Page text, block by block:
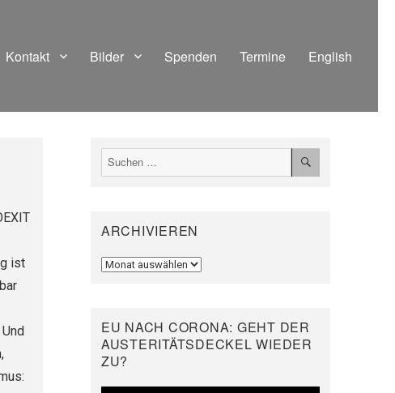
Kontakt Bilder Spenden Termine English
ist
Suchen
nach:
ARCHIVIEREN
Archivieren
EU NACH CORONA: GEHT DER
AUSTERITÄTSDECKEL WIEDER
ZU?